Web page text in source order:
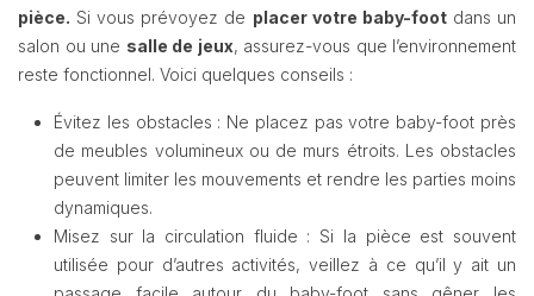
pièce. Si vous prévoyez de placer votre baby-footdans un
salon ou une salle de jeux, assurez-vous que l’environnement
reste fonctionnel. Voici quelques conseils :
Évitez les obstacles : Ne placez pas votre baby-foot près
de meubles volumineux ou de murs étroits. Les obstacles
peuvent limiter les mouvements et rendre les parties moins
dynamiques.
Misez sur la circulation fluide : Si la pièce est souvent
utilisée pour d’autres activités, veillez à ce qu’il y ait un